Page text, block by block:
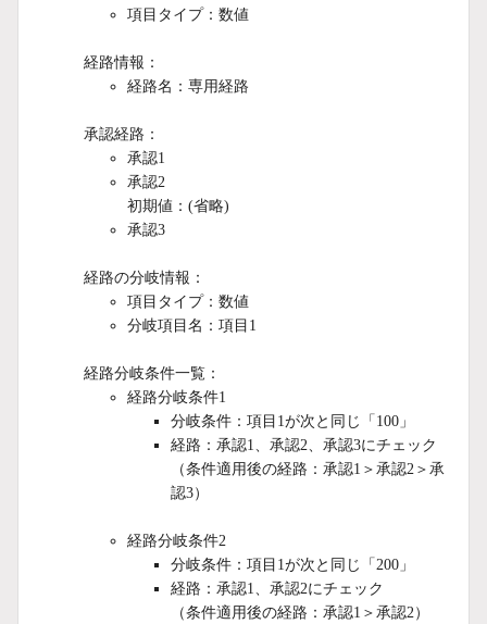
項目タイプ：数値
経路情報：
経路名：専用経路
承認経路：
承認1
承認2
初期値：(省略)
承認3
経路の分岐情報：
項目タイプ：数値
分岐項目名：項目1
経路分岐条件一覧：
経路分岐条件1
分岐条件：項目1が次と同じ「100」
経路：承認1、承認2、承認3にチェック
（条件適用後の経路：承認1＞承認2＞承
認3）
経路分岐条件2
分岐条件：項目1が次と同じ「200」
経路：承認1、承認2にチェック
（条件適用後の経路：承認1＞承認2）